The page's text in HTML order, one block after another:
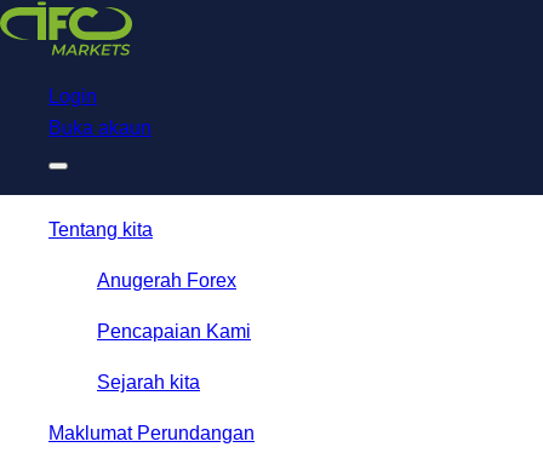
NetTradeX for IFC Markets
Trading App
Login
Buka akaun
Tentang kita
Anugerah Forex
Pencapaian Kami
Sejarah kita
Maklumat Perundangan